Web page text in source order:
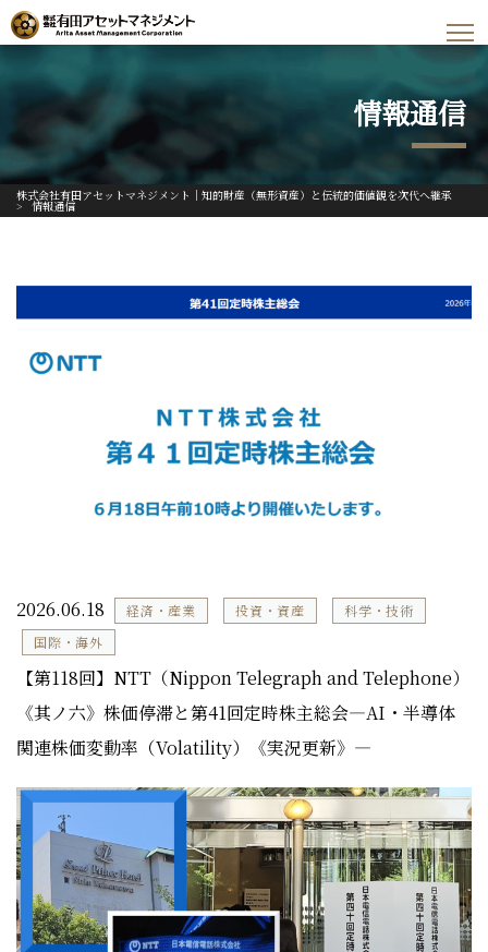
情報通信
株式会社有田アセットマネジメント｜知的財産（無形資産）と伝統的価値観を次代へ継承
> 情報通信
2026.06.18 経済・産業 投資・資産
科学・技術
国際・海外
【第118回】NTT（Nippon Telegraph and Telephone）
《其ノ六》株価停滞と第41回定時株主総会―AI・半導体
関連株価変動率（Volatility）《実況更新》―